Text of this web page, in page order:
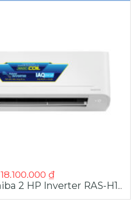
18.100.000 ₫
Máy Lạnh Toshiba 2 HP Inverter RAS-H18C4KCVG-V | Máy Lạnh Giá Sỉ